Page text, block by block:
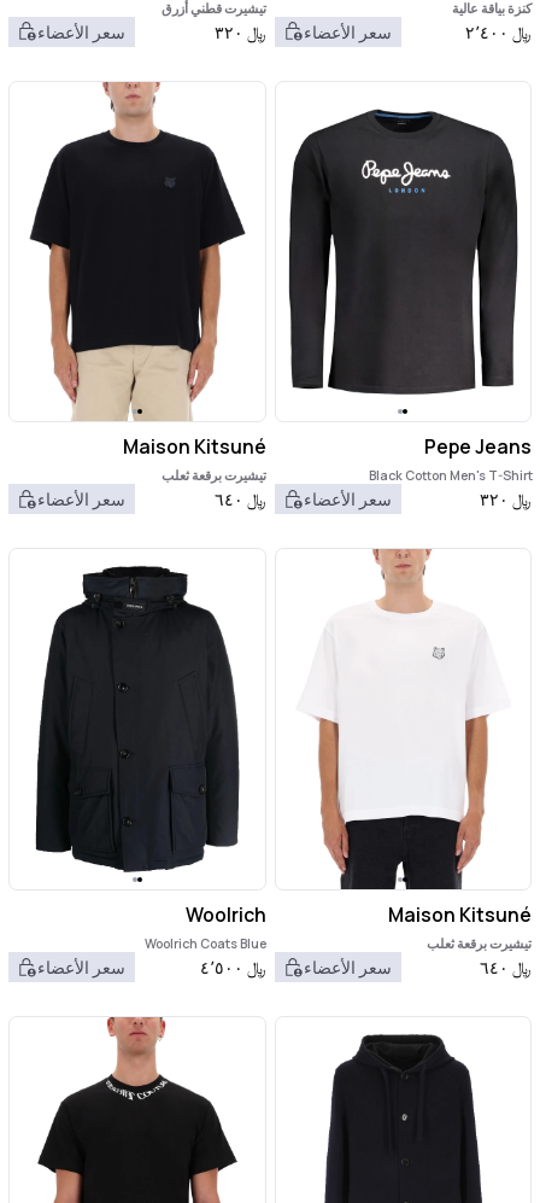
كنزة بياقة عالية
﷼ ٢٬٤٠٠ سعر الأعضاء
تيشيرت قطني أزرق
﷼ ٣٢٠ سعر الأعضاء
Pepe Jeans
Black Cotton Men's T-Shirt
﷼ ٣٢٠ سعر الأعضاء
Maison Kitsuné
تيشيرت برقعة ثعلب
﷼ ٦٤٠ سعر الأعضاء
Maison Kitsuné
تيشيرت برقعة ثعلب
﷼ ٦٤٠ سعر الأعضاء
Woolrich
Woolrich Coats Blue
﷼ ٤٬٥٠٠ سعر الأعضاء